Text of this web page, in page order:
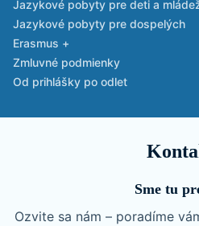
Jazykové pobyty pre deti a
Jazykové pobyty pre dospelých
Erasmus +
Zmluvné podmienky
Od prihlášky po odlet
Sme tu
Ozvite sa nám – poradíme